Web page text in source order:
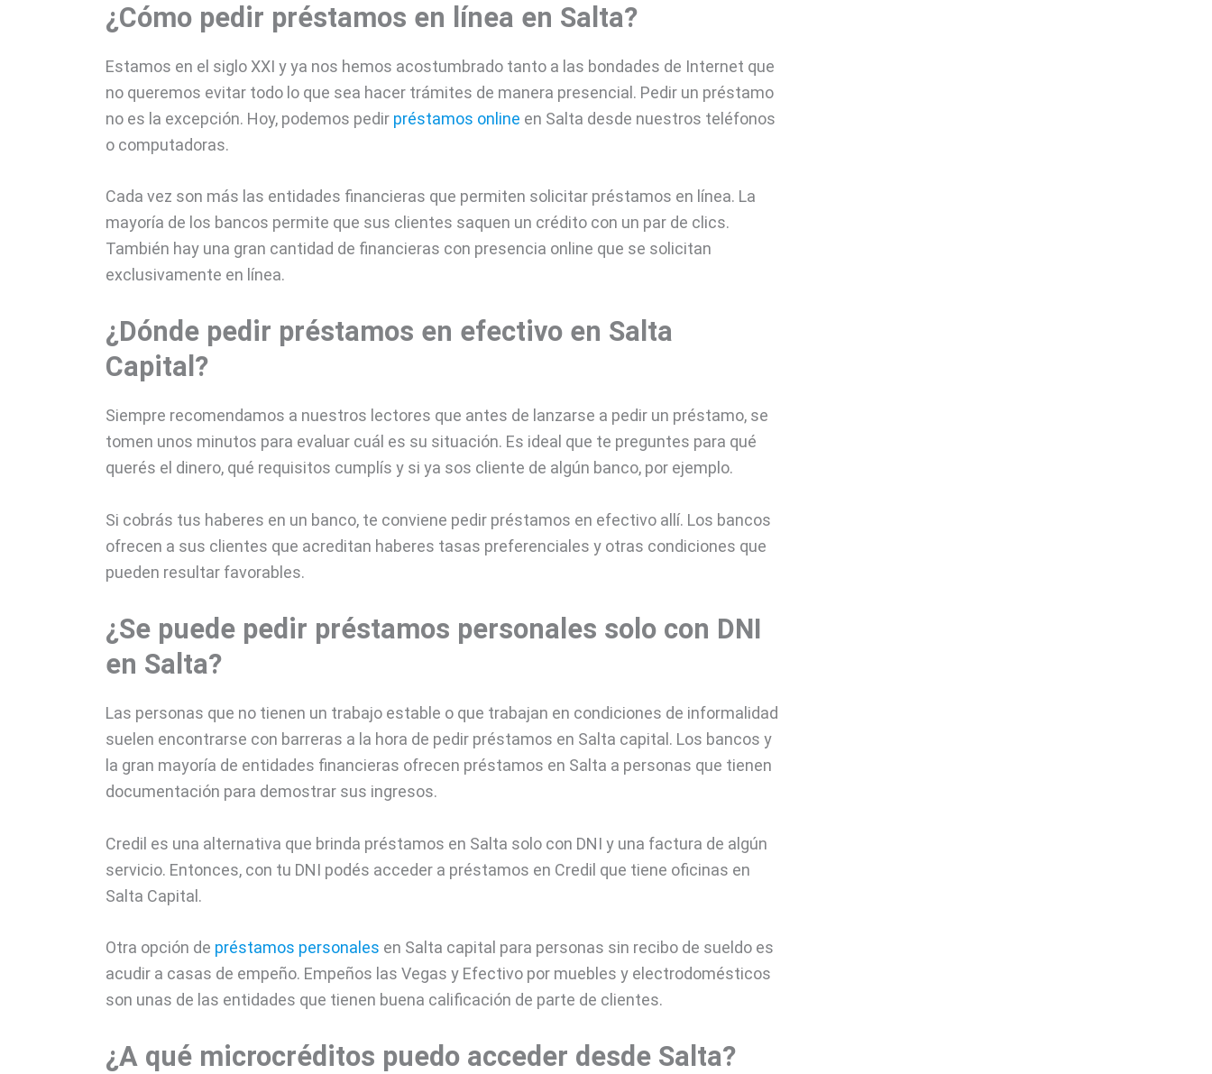
¿Cómo pedir préstamos en línea en Salta?
Estamos en el siglo XXI y ya nos hemos acostumbrado tanto a las bondades de Internet que
no queremos evitar todo lo que sea hacer trámites de manera presencial. Pedir un préstamo
no es la excepción. Hoy, podemos pedir préstamos online en Salta desde nuestros teléfonos
o computadoras.
Cada vez son más las entidades financieras que permiten solicitar préstamos en línea. La
mayoría de los bancos permite que sus clientes saquen un crédito con un par de clics.
También hay una gran cantidad de financieras con presencia online que se solicitan
exclusivamente en línea.
¿Dónde pedir préstamos en efectivo en Salta
Capital?
Siempre recomendamos a nuestros lectores que antes de lanzarse a pedir un préstamo, se
tomen unos minutos para evaluar cuál es su situación. Es ideal que te preguntes para qué
querés el dinero, qué requisitos cumplís y si ya sos cliente de algún banco, por ejemplo.
Si cobrás tus haberes en un banco, te conviene pedir préstamos en efectivo allí. Los bancos
ofrecen a sus clientes que acreditan haberes tasas preferenciales y otras condiciones que
pueden resultar favorables.
¿Se puede pedir préstamos personales solo con DNI
en Salta?
Las personas que no tienen un trabajo estable o que trabajan en condiciones de informalidad
suelen encontrarse con barreras a la hora de pedir préstamos en Salta capital. Los bancos y
la gran mayoría de entidades financieras ofrecen préstamos en Salta a personas que tienen
documentación para demostrar sus ingresos.
Credil es una alternativa que brinda préstamos en Salta solo con DNI y una factura de algún
servicio. Entonces, con tu DNI podés acceder a préstamos en Credil que tiene oficinas en
Salta Capital.
Otra opción de préstamos personales en Salta capital para personas sin recibo de sueldo es
acudir a casas de empeño. Empeños las Vegas y Efectivo por muebles y electrodomésticos
son unas de las entidades que tienen buena calificación de parte de clientes.
¿A qué microcréditos puedo acceder desde Salta?